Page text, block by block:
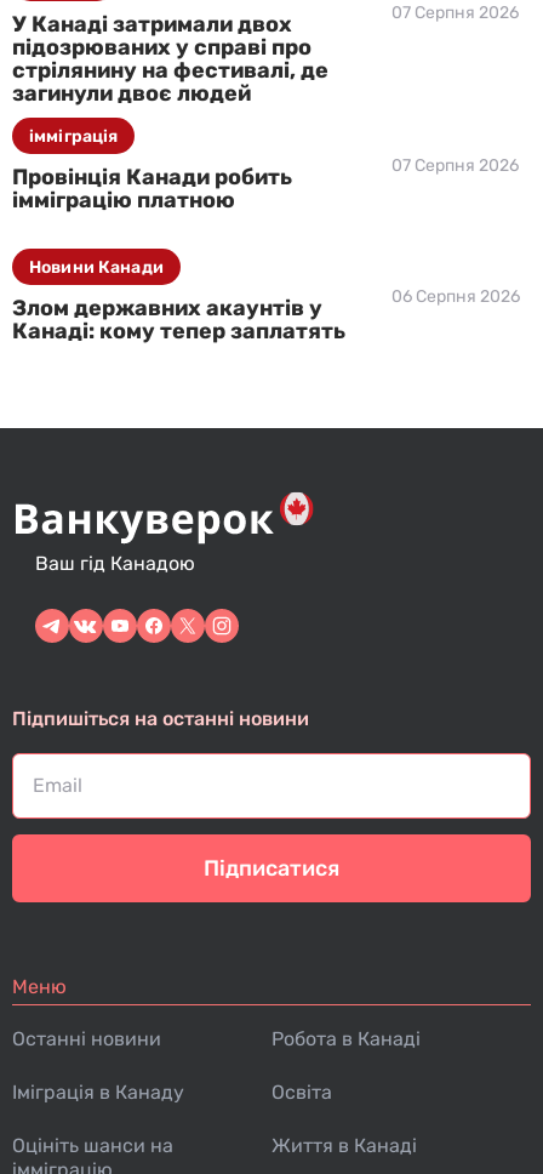
У Канаді затримали двох
підозрюваних у справі про
стрілянину на фестивалі, де
загинули двоє людей
07 Серпня 2026
Провінція Канади робить
імміграцію платною
07 Серпня 2026
імміграція
Злом державних акаунтів у
Канаді: кому тепер заплатять
06 Серпня 2026
Новини Канади
Ваш гід Канадою
Підпишіться на останні новини
Підписатися
Меню
Останні новини
Іміграція в Канаду
Оцініть шанси на
Робота в Канаді
Освіта
Життя в Канаді